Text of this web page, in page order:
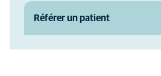
Référer un patient